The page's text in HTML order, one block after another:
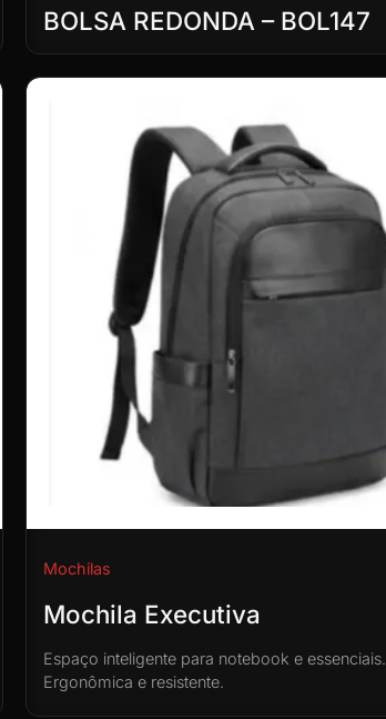
BOLSA REDONDA – BOL147
Mochilas
Mochila Executiva
Espaço inteligente para notebook e essenciais.
Ergonômica e resistente.